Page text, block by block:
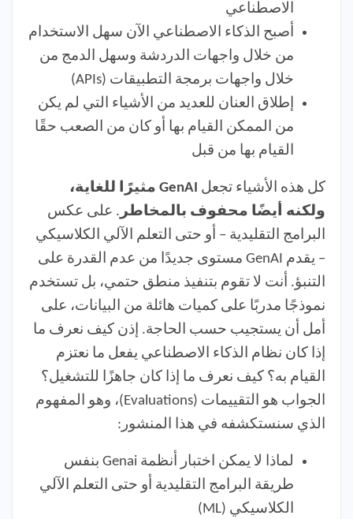
الاصطناعي
أصبح الذكاء الاصطناعي الآن سهل الاستخدام
من خلال واجهات الدردشة وسهل الدمج من
خلال واجهات برمجة التطبيقات (APIs)
إطلاق العنان للعديد من الأشياء التي لم يكن
من الممكن القيام بها أو كان من الصعب حقًا
القيام بها من قبل
كل هذه الأشياء تجعل
GenAI مثيرًا للغاية،
ولكنه أيضًا محفوف بالمخاطر . على عكس
البرامج التقليدية – أو حتى التعلم الآلي الكلاسيكي
– يقدم GenAI مستوى جديدًا من عدم القدرة على
التنبؤ. أنت لا تقوم بتنفيذ منطق حتمي، بل تستخدم
نموذجًا مدربًا على كميات هائلة من البيانات، على
أمل أن يستجيب حسب الحاجة. إذن كيف نعرف ما
إذا كان نظام الذكاء الاصطناعي يفعل ما نعتزم
القيام به؟ كيف نعرف ما إذا كان جاهزًا للتشغيل؟
الجواب هو التقييمات (Evaluations)، وهو المفهوم
الذي سنستكشفه في هذا المنشور:
لماذا لا يمكن اختبار أنظمة Genai بنفس
طريقة البرامج التقليدية أو حتى التعلم الآلي
الكلاسيكي (ML)